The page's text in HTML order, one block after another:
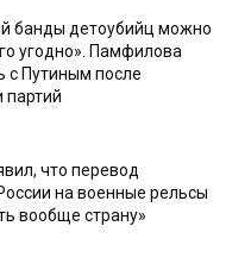
банды детоубийц можно
угодно». Памфилова
с Путиным после
партий
что перевод
на военные рельсы
вообще страну»